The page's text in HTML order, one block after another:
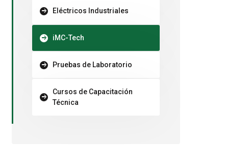
Eléctricos Industriales
iMC-Tech
Pruebas de Laboratorio
Cursos de Capacitación
Técnica